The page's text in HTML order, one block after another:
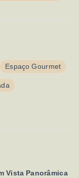
Espaço Gourmet
Vista Panorâmica